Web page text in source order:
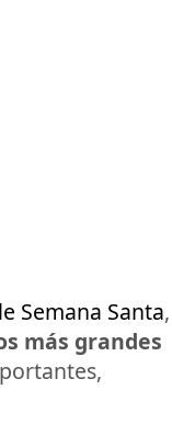
Semana Santa,
más grandes